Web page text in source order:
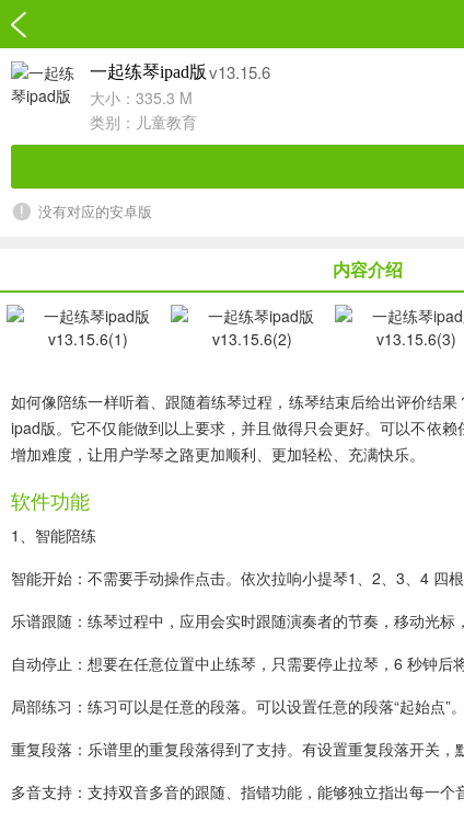
一起练琴ipad版 v13.15.6
大小：335.3 M
类别： 儿童教育
没有对应的安卓版
内容介绍
如何像陪练一样听着、跟随着练琴过程，练琴结束后给出评价结
ipad版。它不仅能做到以上要求，并且做得只会更好。可以不依
增加难度，让用户学琴之路更加顺利、更加轻松、充满快乐。
软件功能
1、智能陪练
智能开始：不需要手动操作点击。依次拉响小提琴1、2、3、4 四
乐谱跟随：练琴过程中，应用会实时跟随演奏者的节奏，移动光标
自动停止：想要在任意位置中止练琴，只需要停止拉琴，6 秒钟后
局部练习：练习可以是任意的段落。可以设置任意的段落“起始点”。
重复段落：乐谱里的重复段落得到了支持。有设置重复段落开关，
多音支持：支持双音多音的跟随、指错功能，能够独立指出每一个